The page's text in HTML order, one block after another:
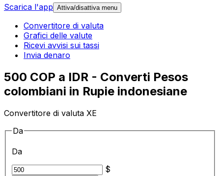
Scarica l'app Attiva/disattiva menu
Convertitore di valuta
Grafici delle valute
Ricevi avvisi sui tassi
Invia denaro
500 COP a IDR - Converti Pesos
colombiani in Rupie indonesiane
Convertitore di valuta XE
Da
Da
$